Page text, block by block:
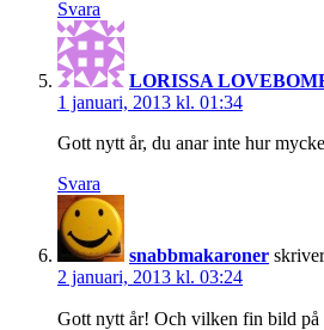
Svara
LORISSA
1 januari, 2013 kl. 01:34
Gott nytt år, du anar inte hur
Svara
snabbmakaroner
2 januari, 2013 kl. 03:24
Gott nytt år! Och vilken fin bild på